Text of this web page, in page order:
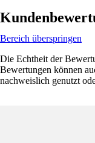
Bereich überspringen
Die Echtheit der
Bewertungen können
nachweislich genutzt